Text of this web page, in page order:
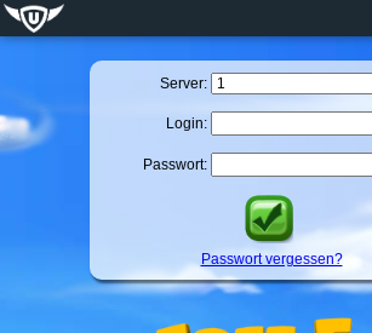
Server:
Login:
Passwort:
Passwort vergessen?